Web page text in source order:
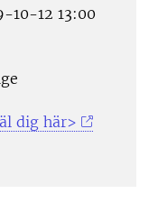
10-12 13:00
dig här>